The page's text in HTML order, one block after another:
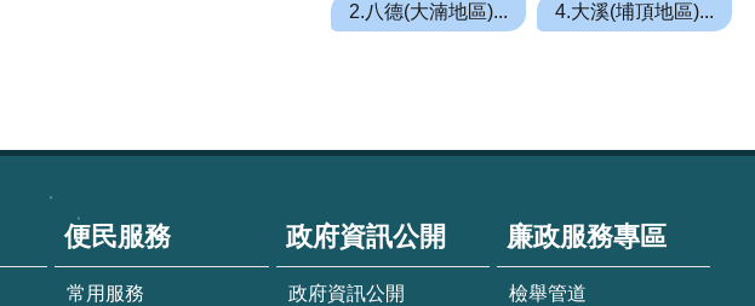
2.八德(大湳地區)... 4.大溪(埔頂地區)...
便民服務
常用服務
政府資訊公開
政府資訊公開
廉政服務專區
檢舉管道